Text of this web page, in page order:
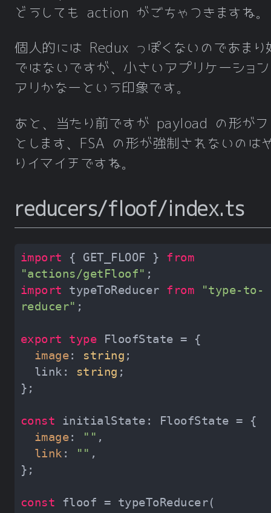
どうしても action がごちゃつきますね。
個人的には Redux っぽくないのであまり
ではないですが、小さいアプリケーショ
アリかなーという印象です。
あと、当たり前ですが payload の形がフ
とします、FSA の形が強制されないのは
りイマイチですね。
reducers/floof/index.ts
import { GET_FLOOF } from
"actions/getFloof"
import typeToReducer from
"type-to-
reducer"
export type
image: string
  link:
string
const
image: ""
link : ""
const